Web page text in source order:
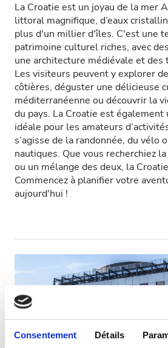
Consentement Détails
Dialyse HDF
Accepte
Patients porteurs du VIH
Patients porteurs de
Patients porteurs de
CEAM
GHIC
Rafraîchissements
Wi-Fi gratuit
Transfert gratuit
Prix
La Croatie est un joyau de la mer
littoral magnifique, d’eaux
plus d'un millier d'îles. C'est une
patrimoine culturel riches, avec
une architecture médiévale et des
Les visiteurs peuvent y explorer
côtières, déguster une délicieuse
méditerranéenne ou découvrir la
du pays. La Croatie est également
idéale pour les amateurs
s’agisse de la randonnée, du vélo
nautiques. Que vous recherchiez
ou un mélange des deux, la
Commencez à planifier votre
aujourd'hui !